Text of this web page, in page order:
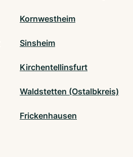
Kornwestheim
Sinsheim
Kirchentellinsfurt
Waldstetten (Ostalbkreis)
Frickenhausen